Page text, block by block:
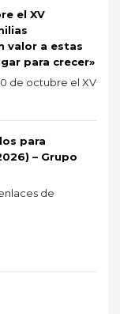
el XV
valor a estas
para crecer»
de octubre el XV
para
– Grupo
de